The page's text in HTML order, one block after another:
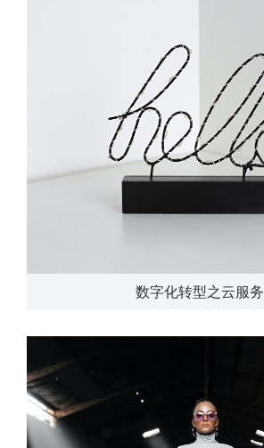
数字化转型之云服务